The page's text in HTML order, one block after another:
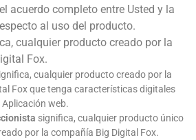
acuerdo completo entre Usted y la
al uso del producto.
cualquier producto creado por la
Fox.
cualquier producto creado por la
Fox que tenga características digitales
web.
significa, cualquier producto único
por la compañía Big Digital Fox.